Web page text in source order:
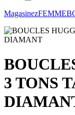
MagasinezFEMME
3 TONS